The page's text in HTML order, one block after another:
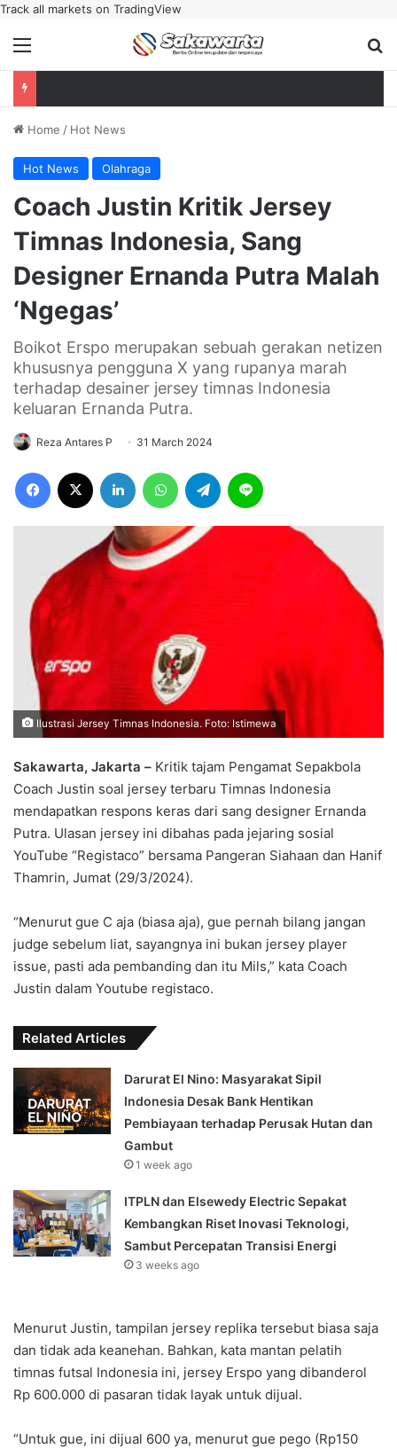
Track all markets on TradingView
Menu
Home / Hot News
Hot News Olahraga
Coach Justin Kritik Jersey
Timnas Indonesia, Sang
Designer Ernanda Putra Malah
‘Ngegas’
Boikot Erspo merupakan sebuah gerakan netizen
khususnya pengguna X yang rupanya marah
terhadap desainer jersey timnas Indonesia
keluaran Ernanda Putra.
Reza Antares P 31 March 2024
Facebook LinkedIn WhatsAppTelegram
Ilustrasi Jersey Timnas Indonesia. Foto: Istimewa
Sakawarta, Jakarta – Kritik tajam Pengamat Sepakbola
Coach Justin soal jersey terbaru Timnas Indonesia
mendapatkan respons keras dari sang designer Ernanda
Putra. Ulasan jersey ini dibahas pada jejaring sosial
YouTube “Registaco” bersama Pangeran Siahaan dan Hanif
Thamrin, Jumat (29/3/2024).
“Menurut gue C aja (biasa aja), gue pernah bilang jangan
judge sebelum liat, sayangnya ini bukan jersey player
issue, pasti ada pembanding dan itu Mils,” kata Coach
Justin dalam Youtube registaco.
Related Articles
Darurat El Nino: Masyarakat Sipil
Indonesia Desak Bank Hentikan
Pembiayaan terhadap Perusak Hutan dan
Gambut
1 week ago
ITPLN dan Elsewedy Electric Sepakat
Kembangkan Riset Inovasi Teknologi,
Sambut Percepatan Transisi Energi
3 weeks ago
Menurut Justin, tampilan jersey replika tersebut biasa saja
dan tidak ada keanehan. Bahkan, kata mantan pelatih
timnas futsal Indonesia ini, jersey Erspo yang dibanderol
Rp 600.000 di pasaran tidak layak untuk dijual.
“Untuk gue, ini dijual 600 ya, menurut gue pego (Rp150